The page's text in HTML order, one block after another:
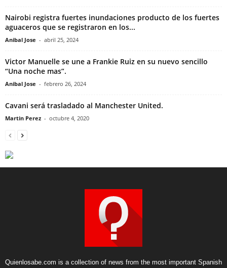
Nairobi registra fuertes inundaciones producto de los fuertes
aguaceros que se registraron en los...
Anibal Jose - abril 25, 2024
Victor Manuelle se une a Frankie Ruiz en su nuevo sencillo
“Una noche mas”.
Anibal Jose - febrero 26, 2024
Cavani será trasladado al Manchester United.
Martin Perez - octubre 4, 2020
Quienlosabe.com is a collection of news from the most important Spanish